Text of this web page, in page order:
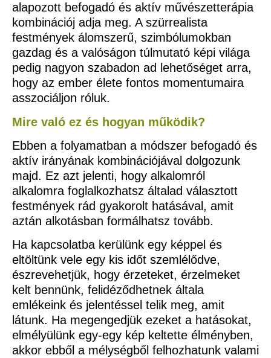
alapozott befogadó és aktív művészetterápia
kombinációj adja meg. A szürrealista
festmények álomszerű, szimbólumokban
gazdag és a valóságon túlmutató képi világa
pedig nagyon szabadon ad lehetőséget arra,
hogy az ember élete fontos momentumaira
asszociáljon róluk.
Mire való ez és hogyan működik?
Ebben a folyamatban a módszer befogadó és
aktív irányának kombinációjával dolgozunk
majd. Ez azt jelenti, hogy alkalomról
alkalomra foglalkozhatsz általad választott
festmények rád gyakorolt hatásával, amit
aztán alkotásban formálhatsz tovább.
Ha kapcsolatba kerülünk egy képpel és
eltöltünk vele egy kis időt szemlélődve,
észrevehetjük, hogy érzeteket, érzelmeket
kelt bennünk, felidéződhetnek általa
emlékeink és jelentéssel telik meg, amit
látunk. Ha megengedjük ezeket a hatásokat,
elmélyülünk egy-egy kép keltette élményben,
akkor ebből a mélységből felhozhatunk valami